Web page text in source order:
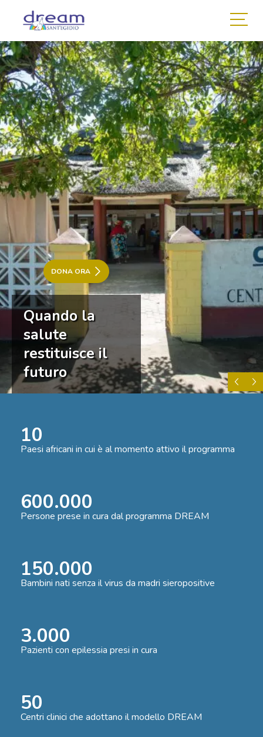
DONA ORA
Quando la
salute
restituisce il
futuro
10
Paesi africani in cui è al momento attivo il programma
600.000
Persone prese in cura dal programma DREAM
150.000
Bambini nati senza il virus da madri sieropositive
3.000
Pazienti con epilessia presi in cura
50
Centri clinici che adottano il modello DREAM